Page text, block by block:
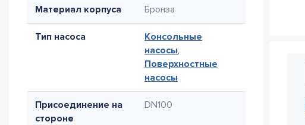
Материал корпуса Бронза
Тип насоса
Консольные
насосы,
Поверхностные
насосы
Присоединение на
стороне
DN100